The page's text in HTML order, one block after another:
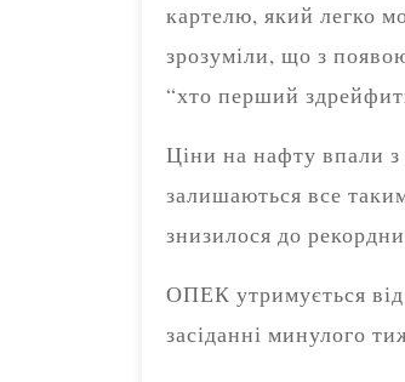
картелю, який легко
зрозуміли, що з
“хто перший
Ціни на нафту впали з
залишаються все
знизилося до
ОПЕК утримується від
засіданні минулого